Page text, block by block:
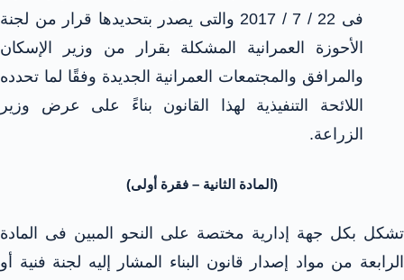
فى 22 / 7 / 2017 والتى يصدر بتحديدها قرار من لجنة
الأحوزة العمرانية المشكلة بقرار من وزير الإسكان
والمرافق والمجتمعات العمرانية الجديدة وفقًا لما تحدده
اللائحة التنفيذية لهذا القانون بناءً على عرض وزير
الزراعة.
(المادة الثانية – فقرة أولى)
تشكل بكل جهة إدارية مختصة على النحو المبين فى المادة
الرابعة من مواد إصدار قانون البناء المشار إليه لجنة فنية أو